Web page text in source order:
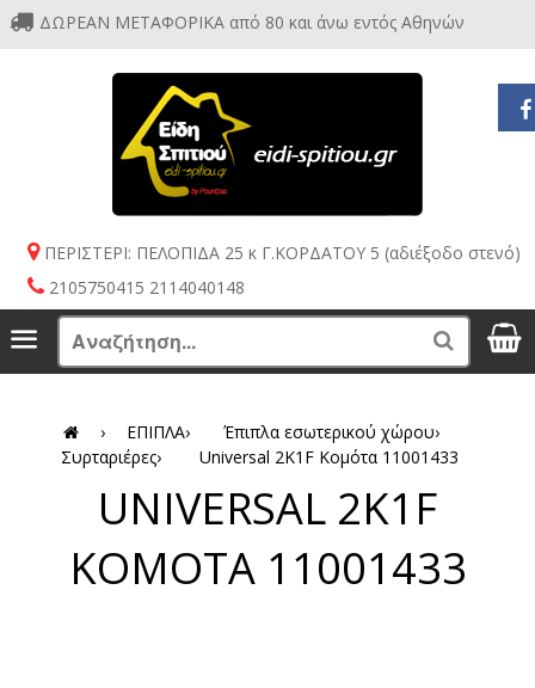
ΔΩΡΕΑΝ ΜΕΤΑΦΟΡΙΚΑ από 80 και άνω εντός Αθηνών
ΠΕΡΙΣΤΕΡΙ: ΠΕΛΟΠΙΔΑ 25 κ Γ.ΚΟΡΔΑΤΟΥ 5 (αδιέξοδο στενό)
2105750415 2114040148
Menu Search
› ΕΠΙΠΛΑ› Έπιπλα εσωτερικού χώρου›
Συρταριέρες› Universal 2K1F Κομότα 11001433
UNIVERSAL 2K1F
ΚΟΜΟΤΑ 11001433